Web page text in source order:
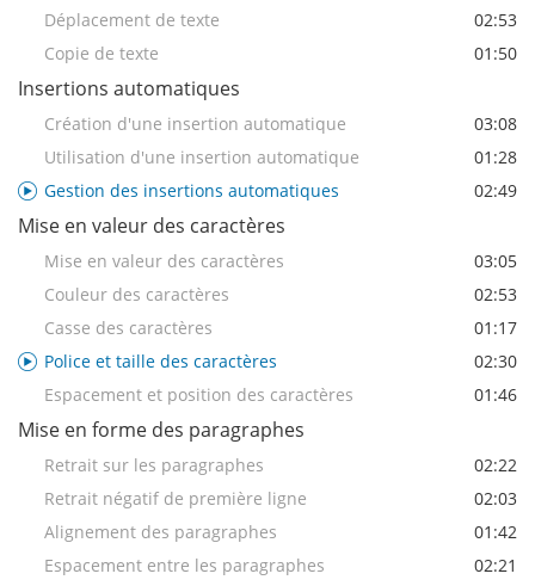
Déplacement de texte
02:53
Copie de texte
01:50
Insertions automatiques
Création d'une insertion automatique
03:08
Utilisation d'une insertion automatique
01:28
Gestion des insertions automatiques
02:49
Mise en valeur des caractères
Mise en valeur des caractères
03:05
Couleur des caractères
02:53
Casse des caractères
01:17
Police et taille des caractères
02:30
Espacement et position des caractères
01:46
Mise en forme des paragraphes
Retrait sur les paragraphes
02:22
Retrait négatif de première ligne
02:03
Alignement des paragraphes
01:42
Espacement entre les paragraphes
02:21